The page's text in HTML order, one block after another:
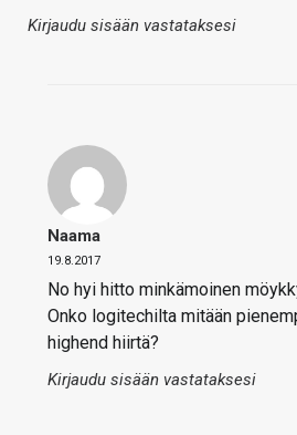
Kirjaudu sisään vastataksesi
Naama
19.8.2017
No hyi hitto minkämoinen
Onko logitechilta mitään
highend hiirtä?
Kirjaudu sisään vastataksesi